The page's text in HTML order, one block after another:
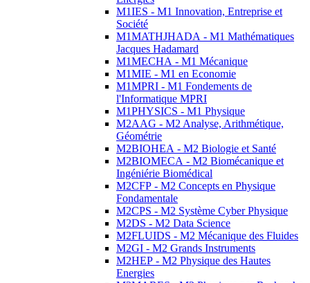
M1IES - M1 Innovation, Entreprise et
Société
M1MATHJHADA - M1 Mathématiques
Jacques Hadamard
M1MECHA - M1 Mécanique
M1MIE - M1 en Economie
M1MPRI - M1 Fondements de
l'Informatique MPRI
M1PHYSICS - M1 Physique
M2AAG - M2 Analyse, Arithmétique,
Géométrie
M2BIOHEA - M2 Biologie et Santé
M2BIOMECA - M2 Biomécanique et
Ingéniérie Biomédical
M2CFP - M2 Concepts en Physique
Fondamentale
M2CPS - M2 Système Cyber Physique
M2DS - M2 Data Science
M2FLUIDS - M2 Mécanique des Fluides
M2GI - M2 Grands Instruments
M2HEP - M2 Physique des Hautes
Energies